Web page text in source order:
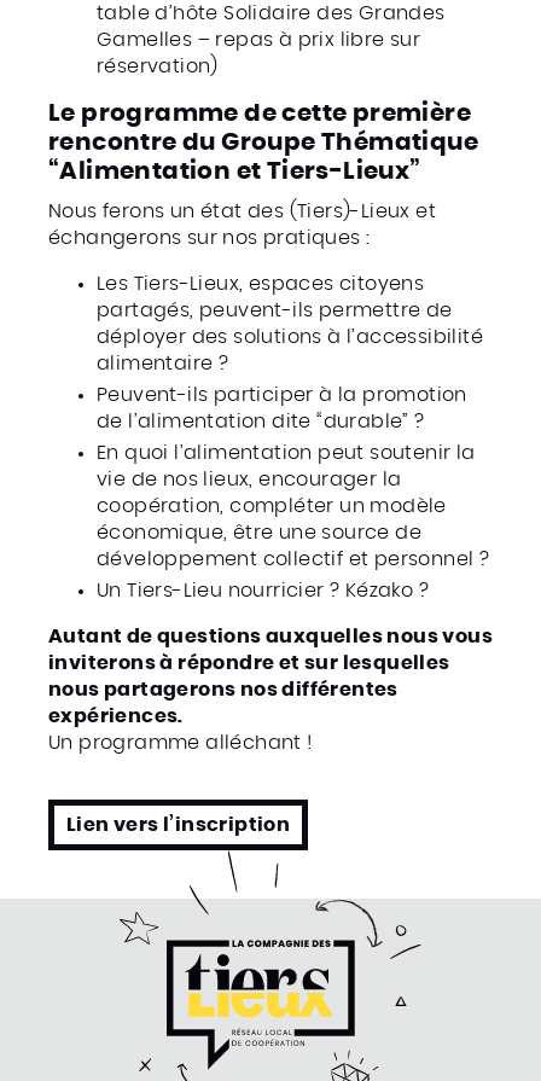
table d’hôte Solidaire des Grandes
Gamelles – repas à prix libre sur
réservation)
Le programme de cette première
rencontre du Groupe Thématique
“Alimentation et Tiers-Lieux”
Nous ferons un état des (Tiers)-Lieux et
échangerons sur nos pratiques :
Les Tiers-Lieux, espaces citoyens
partagés, peuvent-ils permettre de
déployer des solutions à l’accessibilité
alimentaire ?
Peuvent-ils participer à la promotion
de l’alimentation dite “durable” ?
En quoi l’alimentation peut soutenir la
vie de nos lieux, encourager la
coopération, compléter un modèle
économique, être une source de
développement collectif et personnel ?
Un Tiers-Lieu nourricier ? Kézako ?
Autant de questions auxquelles nous vous
inviterons à répondre et sur lesquelles
nous partagerons nos différentes
expériences.
Un programme alléchant !
Lien vers l’inscription